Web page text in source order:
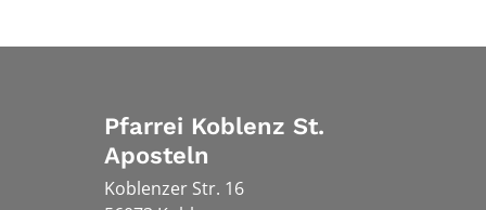
Pfarrei Koblenz St.
Aposteln
Koblenzer Str. 16